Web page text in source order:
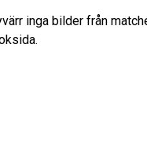
inga bilder från